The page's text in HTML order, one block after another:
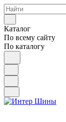
Каталог
По всему сайту
По каталогу